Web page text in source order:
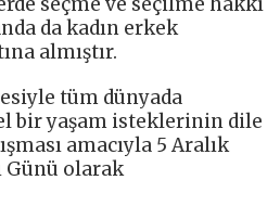
da kadın erkek
almıştır.
tüm dünyada
bir yaşam isteklerinin dile
amacıyla 5 Aralık
Günü olarak